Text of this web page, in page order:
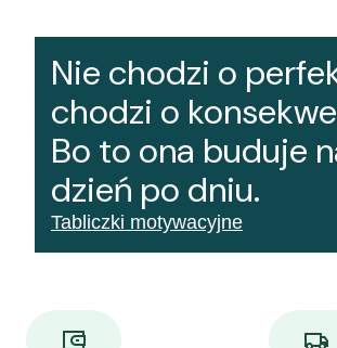
Nie chodzi o
chodzi o
Bo to ona buduje
dzień po dniu.
Tabliczki motywacyjne